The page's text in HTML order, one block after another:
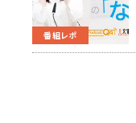
番組レポ